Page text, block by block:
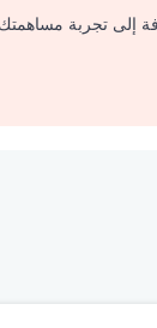
إلى تجربة